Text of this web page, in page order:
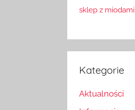
sklep z miodami
Kategorie
Aktualności